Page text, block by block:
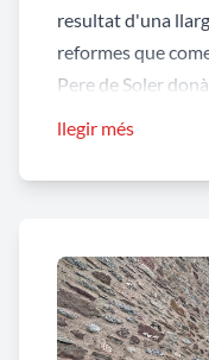
resultat d'una
reformes que
Pere de Soler
el casal amb
gravat l'escut de
primer pis en el
Quan el monestir
llegir més